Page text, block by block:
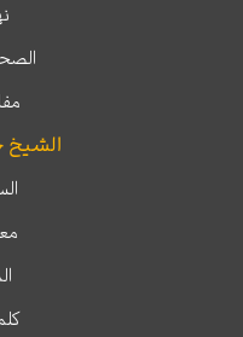
الشيخ